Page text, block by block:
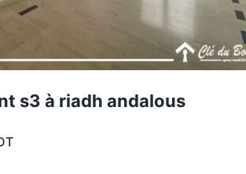
s3 à riadh andalous